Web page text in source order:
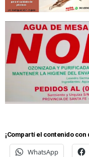
¡Compartí el contenido con
WhatsApp